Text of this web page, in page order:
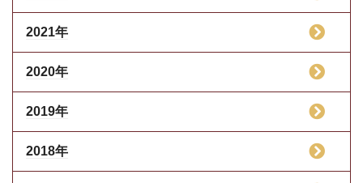
2021年
2020年
2019年
2018年